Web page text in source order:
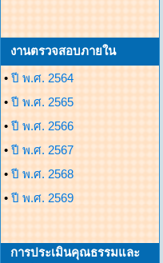
งานตรวจสอบภายใน
• ปี พ.ศ. 2564
• ปี พ.ศ. 2565
• ปี พ.ศ. 2566
• ปี พ.ศ. 2567
• ปี พ.ศ. 2568
• ปี พ.ศ. 2569
การประเมินคุณธรรมและ